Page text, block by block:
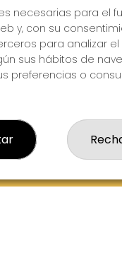
te desea
necesarias para el
y, con su
para analizar
sus hábitos de
preferencias o